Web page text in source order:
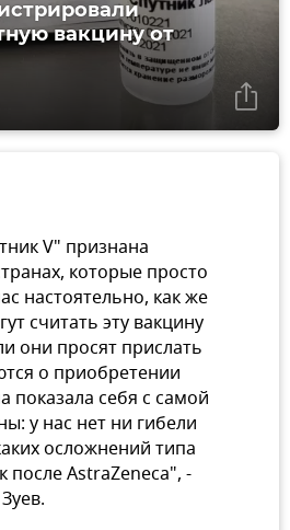
вакцину от
V" признана
которые просто
настоятельно, как же
считать эту вакцину
они просят прислать
о приобретении
показала себя с самой
у нас нет ни гибели
осложнений типа
после AstraZeneca", -